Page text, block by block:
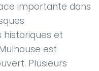
importante dans
et
est
Plusieurs